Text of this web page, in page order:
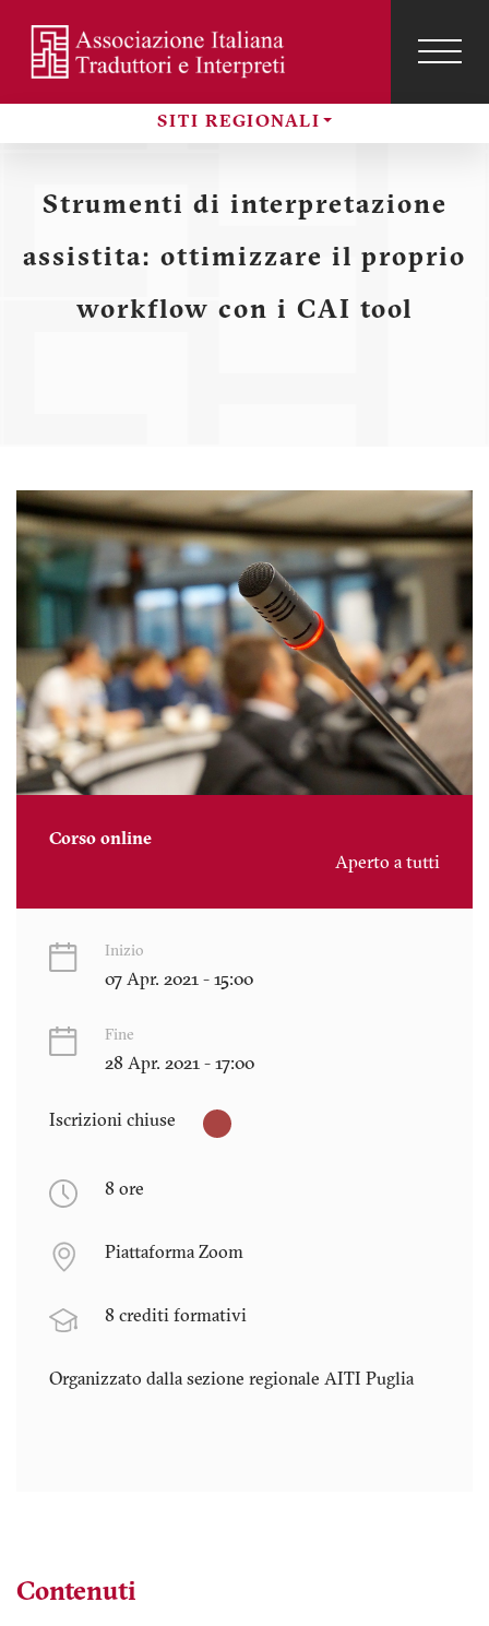
contenuto
principale
SITI REGIONALI
Menu
profilo
utente
Strumenti di interpretazione
assistita: ottimizzare il proprio
workflow con i CAI tool
Corso online
Aperto a tutti
Inizio
07 Apr. 2021 - 15:00
Fine
28 Apr. 2021 - 17:00
Iscrizioni chiuse
8 ore
Piattaforma Zoom
8 crediti formativi
Organizzato dalla sezione regionale AITI Puglia
Contenuti